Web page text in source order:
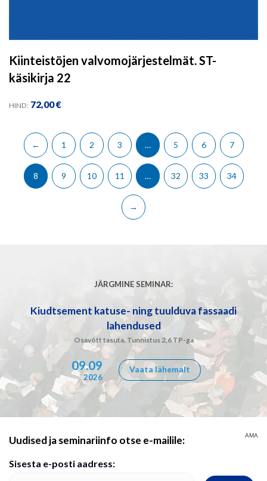
Kiinteistöjen valvomojärjestelmät. ST-
käsikirja 22
HIND: 72,00€
← 1 2 3 … 5 6 7
8 9 10 11 … 32 33 34
→
JÄRGMINE SEMINAR:
Kiudtsement katuse- ning tuulduva fassaadi
lahendused
Osavõtt tasuta. Tunnistus 2,6 TP-ga
09.09
2026
Vaata lähemalt
Uudised ja seminariinfo otse e-mailile:
Sisesta e-posti aadress:
AMA